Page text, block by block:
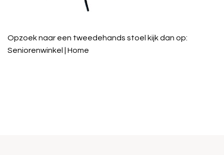
Opzoek naar een tweedehands stoel kijk dan op:
Seniorenwinkel | Home